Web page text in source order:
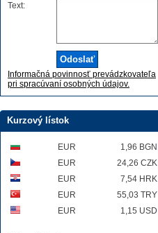
Text:
Informačná povinnosť prevádzkovateľa
pri spracúvaní osobných údajov.
Kurzový lístok
EUR
1,96 BGN
EUR
24,26 CZK
EUR
7,54 HRK
EUR
55,03 TRY
EUR
1,15 USD